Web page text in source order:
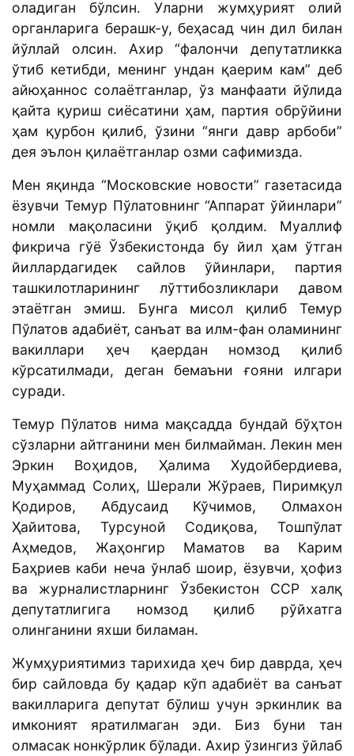
оладиган бўлсин. Уларни жумҳурият олий
органларига берашк-у, беҳасад чин дил билан
йўллай олсин. Ахир “фалончи депутатликка
ўтиб кетибди, менинг ундан қаерим кам” деб
айюҳаннос солаётганлар, ўз манфаати йўлида
қайта қуриш сиёсатини ҳам, партия обрўйини
ҳам қурбон қилиб, ўзини “янги давр арбоби”
дея эълон қилаётганлар озми сафимизда.
Мен яқинда “Московские новости” газетасида
ёзувчи Темур Пўлатовнинг “Аппарат ўйинлари”
номли мақоласини ўқиб қолдим. Муаллиф
фикрича гўё Ўзбекистонда бу йил ҳам ўтган
йиллардагидек сайлов ўйинлари, партия
ташкилотларининг лўттибозликлари давом
этаётган эмиш. Бунга мисол қилиб Темур
Пўлатов адабиёт, санъат ва илм-фан оламининг
вакиллари ҳеч қаердан номзод қилиб
кўрсатилмади, деган бемаъни ғояни илгари
суради.
Темур Пўлатов нима мақсадда бундай бўҳтон
сўзларни айтганини мен билмайман. Лекин мен
Эркин Воҳидов, Ҳалима Худойбердиева,
Муҳаммад Солиҳ, Шерали Жўраев, Пиримқул
Қодиров, Абдусаид Кўчимов, Олмахон
Ҳайитова, Турсуной Содиқова, Тошпўлат
Аҳмедов, Жаҳонгир Маматов ва Карим
Баҳриев каби неча ўнлаб шоир, ёзувчи, ҳофиз
ва журналистларнинг Ўзбекистон ССР халқ
депутатлигига номзод қилиб рўйхатга
олинганини яхши биламан.
Жумҳуриятимиз тарихида ҳеч бир даврда, ҳеч
бир сайловда бу қадар кўп адабиёт ва санъат
вакилларига депутат бўлиш учун эркинлик ва
имконият яратилмаган эди. Биз буни тан
олмасак нонкўрлик бўлади. Ахир ўзингиз ўйлаб